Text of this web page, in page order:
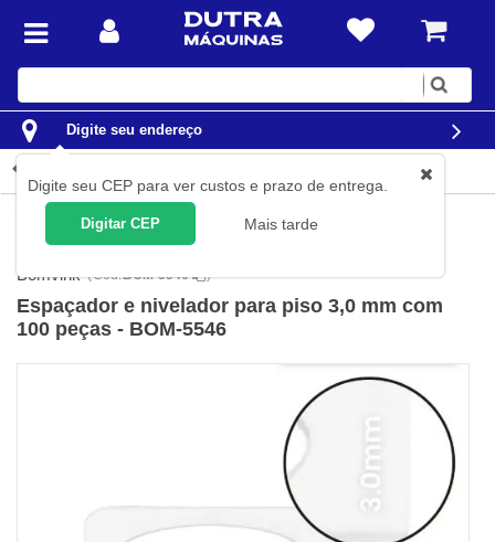
Digite
Digite seu endereço
Digite seu CEP para ver custos e prazo de entrega.
Digitar CEP Mais tarde
Construção Civil
Sistema para nivelamento de piso
Espaçadores de piso
Bomvink (Cód.BOM-5546 )
Espaçador e nivelador para piso 3,0 mm com
100 peças - BOM-5546